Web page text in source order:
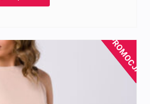
PROMOCJA!